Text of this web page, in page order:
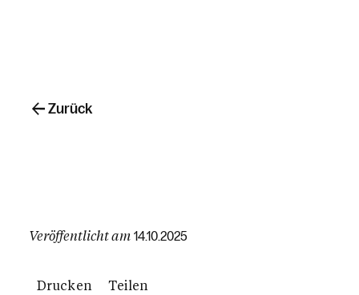
Veröffentlicht am 14.10.2025
Drucken Teilen
Zurück